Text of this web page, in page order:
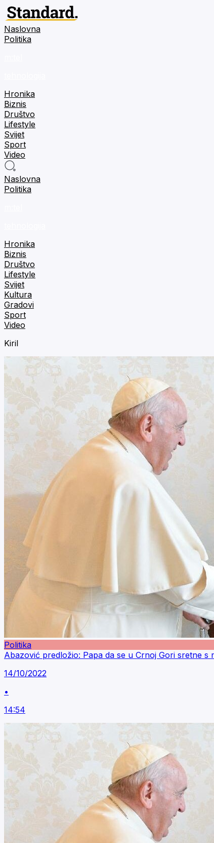
Naslovna
Politika
Hronika
Biznis
Društvo
Lifestyle
Svijet
Sport
Video
Naslovna
Politika
Hronika
Biznis
Društvo
Lifestyle
Svijet
Kultura
Gradovi
Sport
Video
Kiril
Politika
Abazović predložio: Papa da se u Crnoj Gori sretne s
14/10/2022
•
14:54